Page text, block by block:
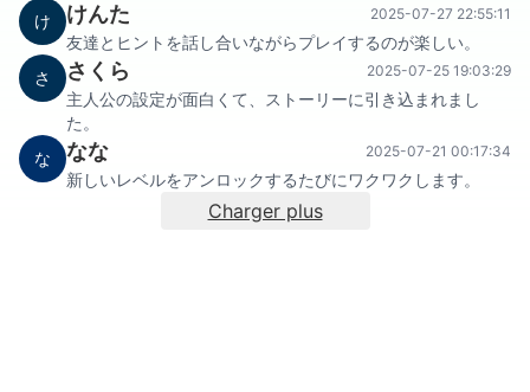
け
けんた 2025-07-27 22:55:11
友達とヒントを話し合いながらプレイするのが楽しい。
さ
さくら 2025-07-25 19:03:29
主人公の設定が面白くて、ストーリーに引き込まれまし
た。
な
なな 2025-07-21 00:17:34
新しいレベルをアンロックするたびにワクワクします。
Charger plus